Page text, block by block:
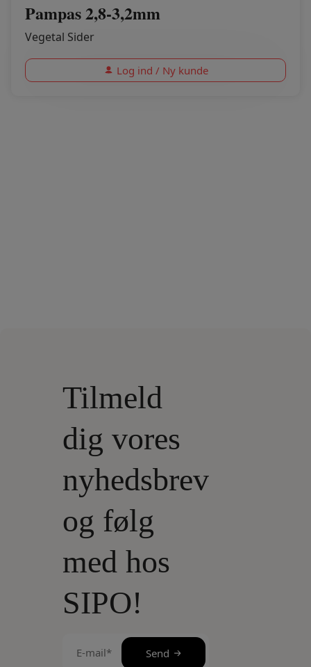
Pampas 2,8-3,2mm
Vegetal Sider
Log ind / Ny kunde
Tilmeld
dig vores
nyhedsbrev
og følg
med hos
SIPO!
mail
Send